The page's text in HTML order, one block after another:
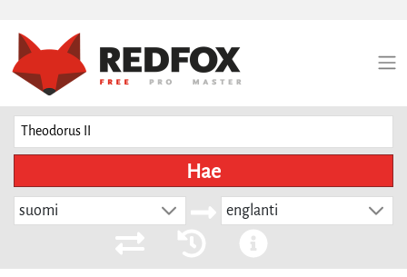
Hae
suomi englanti